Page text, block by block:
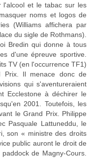
l'alcool et le tabac sur les
noms et logos de
(Williams affichera par
du sigle de Rothmans).
Bredin qui donne à tous
d'une épreuve sportive.
TV (en l'occurrence TF1)
Prix. Il menace donc de
qui s'aventureraient
Ecclestone à déchirer le
2001. Toutefois, les
le Grand Prix. Philippe
Pasquale Lattuneddu, le
son « ministre des droits
public auront le droit de
de Magny-Cours.